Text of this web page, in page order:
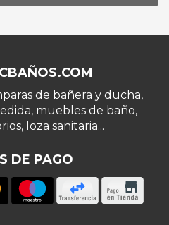
de bañera y ducha,
muebles de baño,
loza sanitaria...
DE PAGO